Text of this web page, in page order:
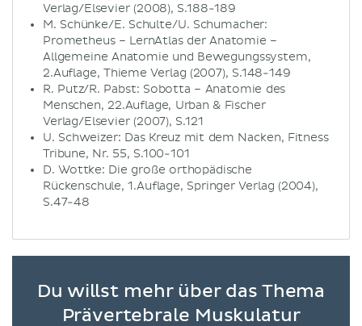
Verlag/Elsevier (2008), S.188-189
M. Schünke/E. Schulte/U. Schumacher:
Prometheus – LernAtlas der Anatomie –
Allgemeine Anatomie und Bewegungssystem,
2.Auflage, Thieme Verlag (2007), S.148-149
R. Putz/R. Pabst: Sobotta – Anatomie des
Menschen, 22.Auflage, Urban & Fischer
Verlag/Elsevier (2007), S.121
U. Schweizer: Das Kreuz mit dem Nacken, Fitness
Tribune, Nr. 55, S.100-101
D. Wottke: Die große orthopädische
Rückenschule, 1.Auflage, Springer Verlag (2004),
S.47-48
Du willst mehr über das Thema
Prävertebrale Muskulatur